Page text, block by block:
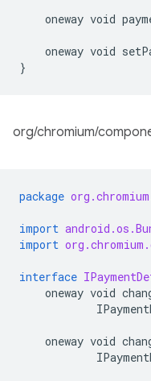
oneway void
oneway void
}
org/chromium/
package
import
import
interface
oneway void
oneway void